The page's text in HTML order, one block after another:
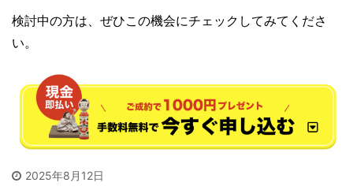
検討中の方は、ぜひこの機会にチェックしてみてくださ
い。
2025年8月12日